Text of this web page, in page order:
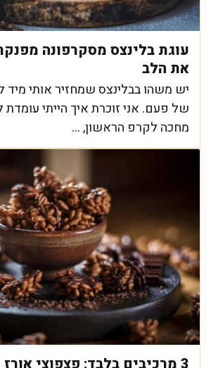
עוגת בלינצס מסקרפונה
את הלב
יש משהו בבלינצס שמחזיר אותי מיד
של פעם. אני זוכרת איך הייתי
מחכה לקרפ הראשון, ...
3 מרכיבים בלבד: פצפוצי